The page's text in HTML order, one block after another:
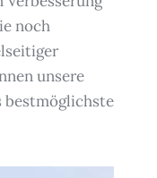
noch
unsere
bestmöglichste